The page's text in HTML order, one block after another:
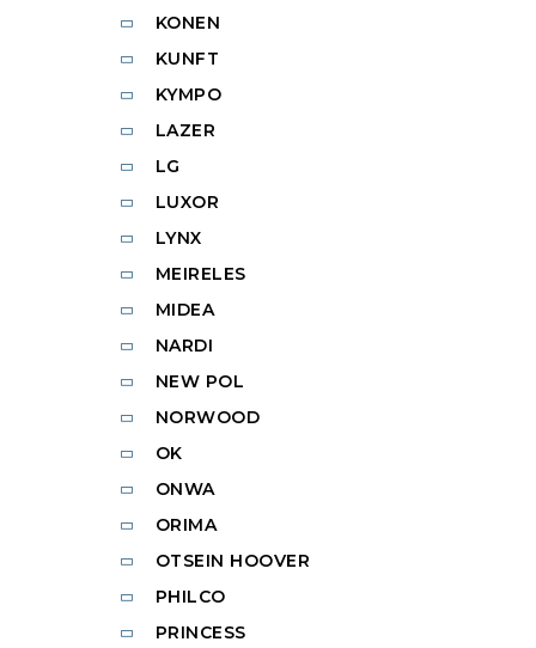
KONEN
KUNFT
KYMPO
LAZER
LG
LUXOR
LYNX
MEIRELES
MIDEA
NARDI
NEW POL
NORWOOD
OK
ONWA
ORIMA
OTSEIN HOOVER
PHILCO
PRINCESS